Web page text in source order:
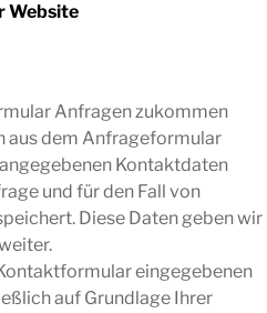
Website
Anfragen zukommen
aus dem Anfrageformular
Kontaktdaten
und für den Fall von
Diese Daten geben wir
eingegebenen
auf Grundlage Ihrer